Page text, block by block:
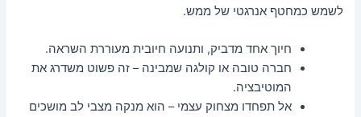
לשמש כמחטף אנרגטי של ממש.
חיוך אחד מדביק, ותנועה חיובית מעוררת השראה.
חברה טובה או קולגה שמבינה – זה פשוט משדרג את
המוטיבציה.
אל תפחדו מצחוק עצמי – הוא מנקה מצבי לב מושכים